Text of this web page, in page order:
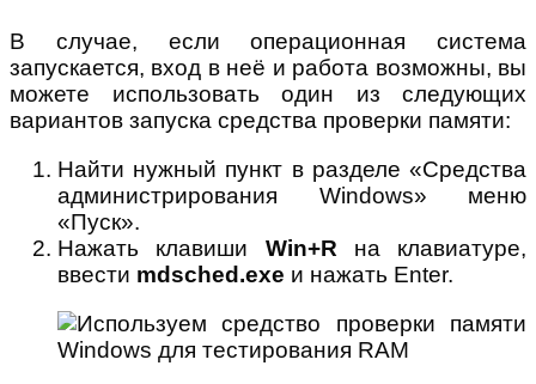
В случае, если операционная система
запускается, вход в неё и работа возможны, вы
можете использовать один из следующих
вариантов запуска средства проверки памяти:
Найти нужный пункт в разделе «Средства
администрирования Windows» меню
«Пуск».
Нажать клавиши Win+R на клавиатуре,
ввести mdsched.exe и нажать Enter.